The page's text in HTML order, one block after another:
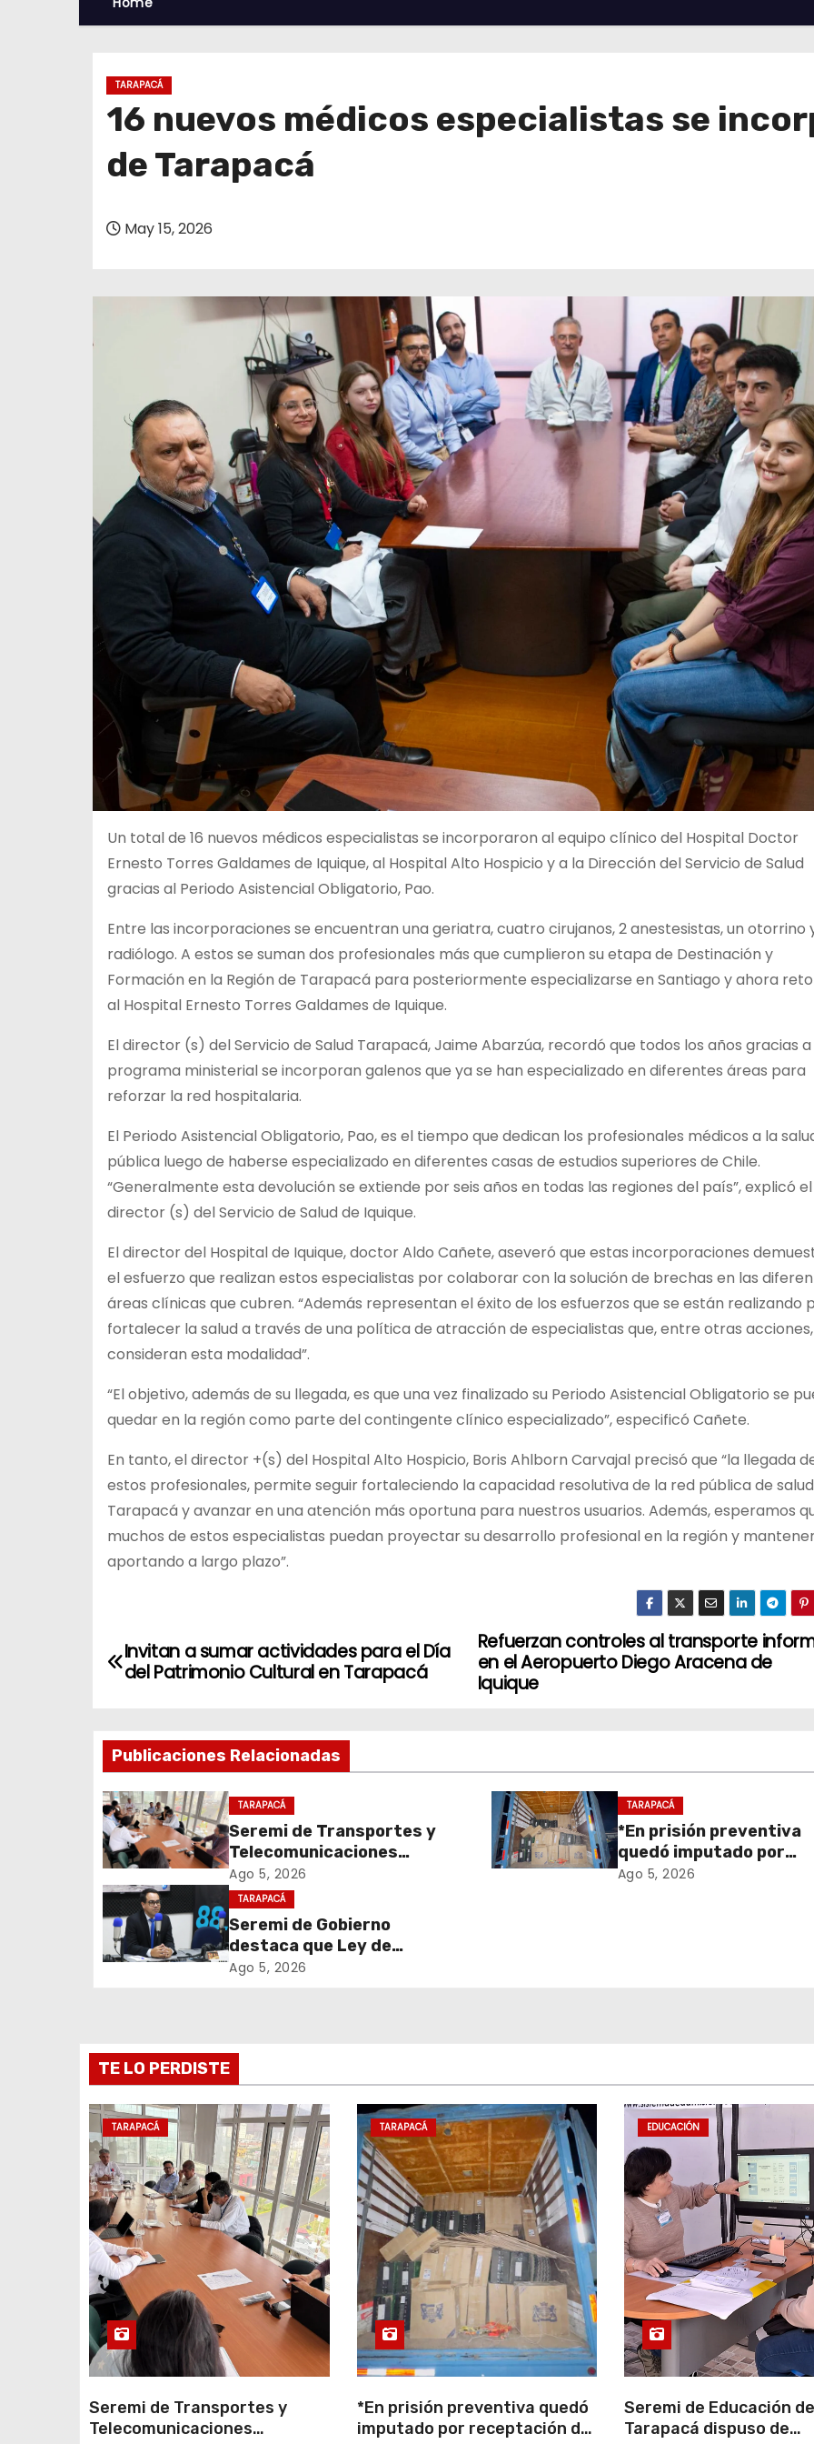
TARAPACÁ
16 nuevos médicos especialistas se
de Tarapacá
May 15, 2026
Un total de 16 nuevos médicos especialistas se incorporaron al equipo clínico del Hospital Doctor
Ernesto Torres Galdames de Iquique, al Hospital Alto Hospicio y a la Dirección del Servicio de Salud
gracias al Periodo Asistencial Obligatorio, Pao.
Entre las incorporaciones se encuentran una geriatra, cuatro cirujanos, 2 anestesistas, un otorrino
radiólogo. A estos se suman dos profesionales más que cumplieron su etapa de Destinación y
Formación en la Región de Tarapacá para posteriormente especializarse en Santiago y ahora
al Hospital Ernesto Torres Galdames de Iquique.
El director (s) del Servicio de Salud Tarapacá, Jaime Abarzúa, recordó que todos los años gracias
programa ministerial se incorporan galenos que ya se han especializado en diferentes áreas para
reforzar la red hospitalaria.
El Periodo Asistencial Obligatorio, Pao, es el tiempo que dedican los profesionales médicos a la
pública luego de haberse especializado en diferentes casas de estudios superiores de Chile.
“Generalmente esta devolución se extiende por seis años en todas las regiones del país”, explicó el
director (s) del Servicio de Salud de Iquique.
El director del Hospital de Iquique, doctor Aldo Cañete, aseveró que estas incorporaciones
el esfuerzo que realizan estos especialistas por colaborar con la solución de brechas en las
áreas clínicas que cubren. “Además representan el éxito de los esfuerzos que se están realizando
fortalecer la salud a través de una política de atracción de especialistas que, entre otras acciones,
consideran esta modalidad”.
“El objetivo, además de su llegada, es que una vez finalizado su Periodo Asistencial Obligatorio se
quedar en la región como parte del contingente clínico especializado”, especificó Cañete.
En tanto, el director +(s) del Hospital Alto Hospicio, Boris Ahlborn Carvajal precisó que “la llegada
estos profesionales, permite seguir fortaleciendo la capacidad resolutiva de la red pública de
Tarapacá y avanzar en una atención más oportuna para nuestros usuarios. Además, esperamos
muchos de estos especialistas puedan proyectar su desarrollo profesional en la región y
aportando a largo plazo”.
N
e
g
a
c
i
ó
e
e
n
t
r
a
d
a
s
Refuerzan controles al transporte
en el Aeropuerto Diego Aracena de
Iquique
Invitan a sumar actividades para el Día
del Patrimonio Cultural en Tarapacá
Publicaciones Relacionadas
TARAPACÁ
Seremi de Transportes y
Telecomunicaciones
encabezó primera mesa de
coordinación para el retiro
de cables en desuso en
Iquique
Ago 5, 2026
TARAPACÁ
*En prisión preventiva
quedó imputado por
receptación de
Ago 5, 2026
TARAPACÁ
Seremi de Gobierno
destaca que Ley de
Reconstrucción Nacional
Ago 5, 2026
TE LO PERDISTE
TARAPACÁ
Seremi de Transportes y
Telecomunicaciones
TARAPACÁ
*En prisión preventiva quedó
imputado por receptación de
EDUCACIÓN
Seremi de Educación de
Tarapacá dispuso de